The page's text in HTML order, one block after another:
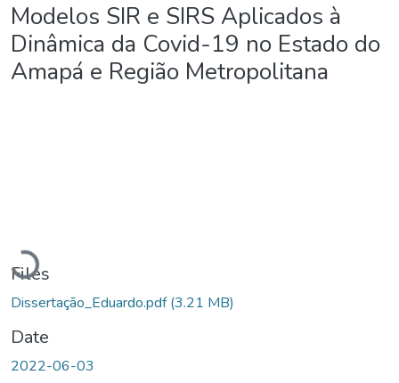
Modelos SIR e SIRS Aplicados à
Dinâmica da Covid-19 no Estado do
Amapá e Região Metropolitana
Loading...
Files
Dissertação_Eduardo.pdf(3.21 MB)
Date
2022-06-03